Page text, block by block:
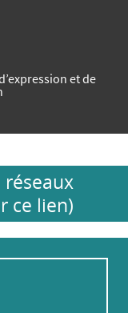
et de
réseaux
ce lien)